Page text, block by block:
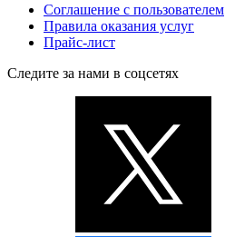
Соглашение с пользователем
Правила оказания услуг
Прайс-лист
Следите за нами в соцсетях